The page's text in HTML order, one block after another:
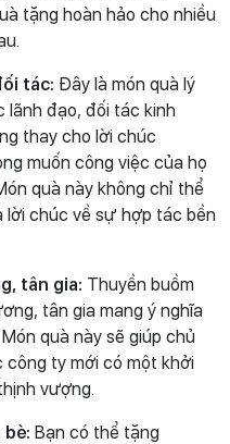
tặng hoàn hảo cho nhiều
tác: Đây là món quà lý
đạo, đối tác kinh
thay cho lời chúc
muốn công việc của họ
quà này không chỉ thể
lời chúc về sự hợp tác bền
tân gia: Thuyền buồm
tân gia mang ý nghĩa
quà này sẽ giúp chủ
công ty mới có một khởi
vượng.
Bạn có thể tặng